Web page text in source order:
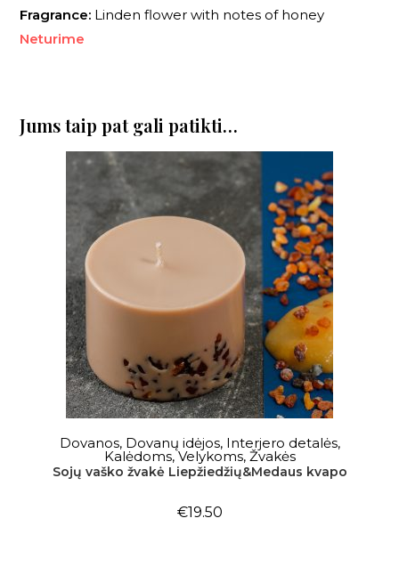
Fragrance: Linden flower with notes of honey
Neturime
Jums taip pat gali patikti…
Į KREPŠELĮ
Dovanos, Dovanų idėjos, Interjero detalės,
Kalėdoms,Velykoms, Žvakės
Sojų vaško žvakė Liepžiedžių&Medaus kvapo
€19.50